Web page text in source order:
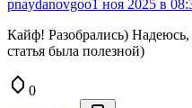
pnaydanovgoo1 ноя 2025 в
Кайф! Разобрались) Надеюсь,
статья была полезной)
0